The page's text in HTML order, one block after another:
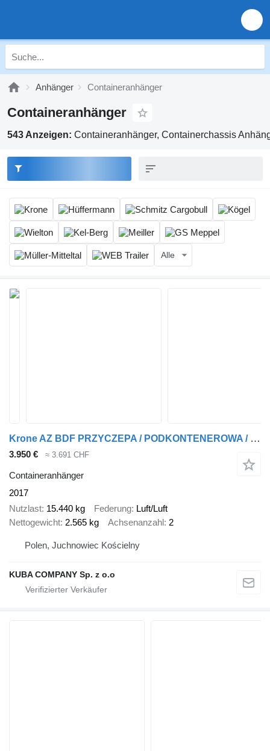
Anhänger Containeranhänger
Containeranhänger
543 Anzeigen: Containeranhänger, Containerchassis
Alle
Krone AZ BDF PRZYCZEPA / PODKONTENEROWA / POD KONTENER / 2 SZTUKI !!
3.950 € ≈ 3.691 CHF
Containeranhänger
2017
Nutzlast 15.440 kg Federung Luft/Luft
Nettogewicht 2.565 kg Achsenanzahl 2
Polen, Juchnowiec Kościelny
KUBA COMPANY Sp. z o.o